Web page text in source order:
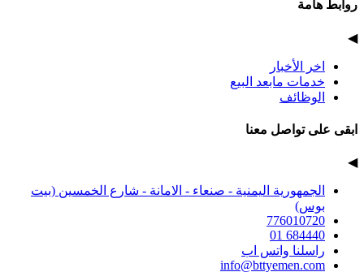
روابط هامة
◀
اخر الأخبار
خدمات مابعد البيع
الوظائف
ابقى على تواصل معنا
◀
الجمهورية اليمنية - صنعاء - الامانة - شارع الخمسين (بيت
بوس)
776010720
01 684440
راسلنا واتس اب
info@bttyemen.com